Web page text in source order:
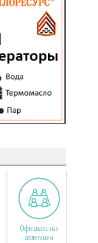
Официальные
делегации